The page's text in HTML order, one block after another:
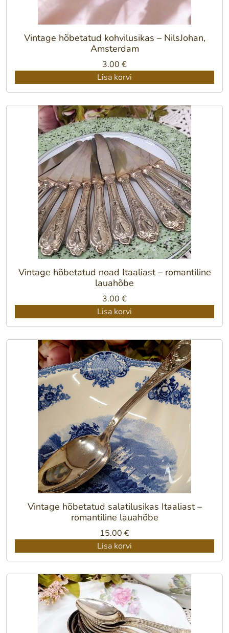
Vintage hõbetatud kohvilusikas – NilsJohan,
Amsterdam
3.00 €
Lisa korvi
Vintage hõbetatud noad Itaaliast – romantiline
lauahõbe
3.00 €
Lisa korvi
Vintage hõbetatud salatilusikas Itaaliast –
romantiline lauahõbe
15.00 €
Lisa korvi